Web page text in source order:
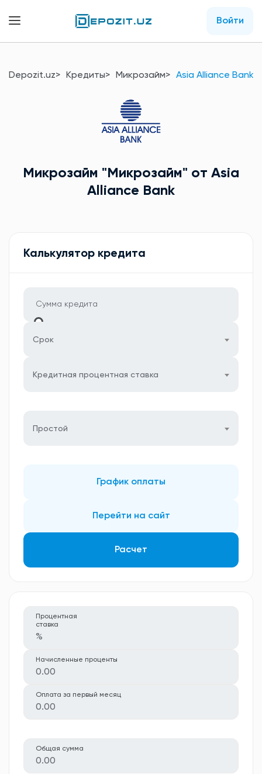
Войти
Depozit.uz Кредиты Микрозайм Asia Alliance Bank
Микрозайм "Микрозайм" от Asia
Alliance Bank
Калькулятор кредита
Срок
Кредитная процентная ставка
Простой
График оплаты
Перейти на сайт
Расчет
Процентная
ставка
%
Начисленные проценты
0.00
Оплата за первый месяц
0.00
Общая сумма
0.00